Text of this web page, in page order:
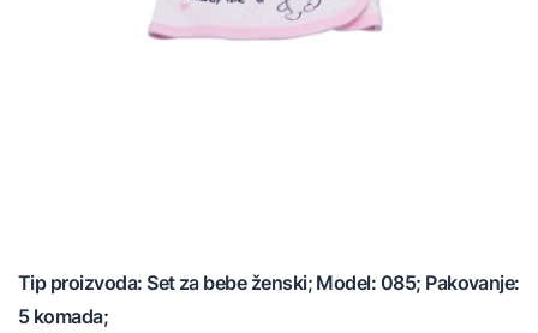
Tip proizvoda: Set za bebe ženski; Model: 085; Pakovanje:
5 komada;